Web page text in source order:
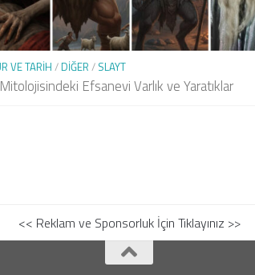
VE TARIH/ DIĞER / SLAYT
Efsanevi Varlık ve Yaratıklar
<< Reklam ve Sponsorluk İçin Tıklayınız >>